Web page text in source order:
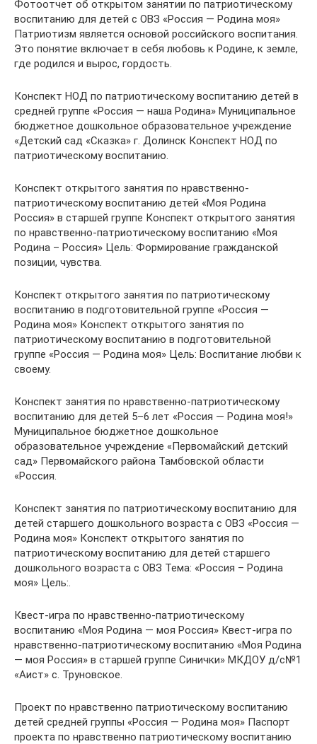
Фотоотчет об открытом занятии по патриотическому
воспитанию для детей с ОВЗ «Россия — Родина моя»
Патриотизм является основой российского воспитания.
Это понятие включает в себя любовь к Родине, к земле,
где родился и вырос, гордость.
Конспект НОД по патриотическому воспитанию детей в
средней группе «Россия — наша Родина» Муниципальное
бюджетное дошкольное образовательное учреждение
«Детский сад «Сказка» г. Долинск Конспект НОД по
патриотическому воспитанию.
Конспект открытого занятия по нравственно-
патриотическому воспитанию детей «Моя Родина
Россия» в старшей группе Конспект открытого занятия
по нравственно-патриотическому воспитанию «Моя
Родина – Россия» Цель: Формирование гражданской
позиции, чувства.
Конспект открытого занятия по патриотическому
воспитанию в подготовительной группе «Россия —
Родина моя» Конспект открытого занятия по
патриотическому воспитанию в подготовительной
группе «Россия — Родина моя» Цель: Воспитание любви к
своему.
Конспект занятия по нравственно-патриотическому
воспитанию для детей 5–6 лет «Россия — Родина моя!»
Муниципальное бюджетное дошкольное
образовательное учреждение «Первомайский детский
сад» Первомайского района Тамбовской области
«Россия.
Конспект занятия по патриотическому воспитанию для
детей старшего дошкольного возраста с ОВЗ «Россия —
Родина моя» Конспект открытого занятия по
патриотическому воспитанию для детей старшего
дошкольного возраста с ОВЗ Тема: «Россия – Родина
моя» Цель:.
Квест-игра по нравственно-патриотическому
воспитанию «Моя Родина — моя Россия» Квест-игра по
нравственно-патриотическому воспитанию «Моя Родина
— моя Россия» в старшей группе Синички» МКДОУ д/с№1
«Аист» с. Труновское.
Проект по нравственно патриотическому воспитанию
детей средней группы «Россия — Родина моя» Паспорт
проекта по нравственно патриотическому воспитанию